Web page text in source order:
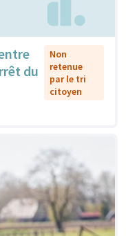
du
Non
retenue
par le tri
citoyen